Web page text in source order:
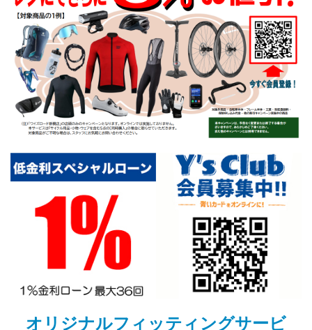
オリジナルフィッティングサービ